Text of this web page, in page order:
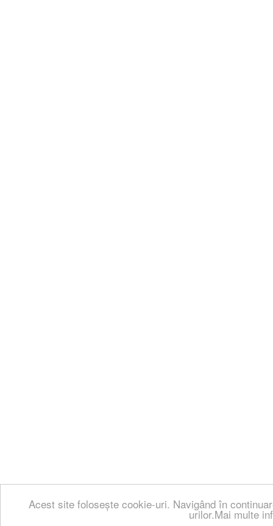
Acest site folosește cookie-uri. Navigând în
urilor.Mai multe